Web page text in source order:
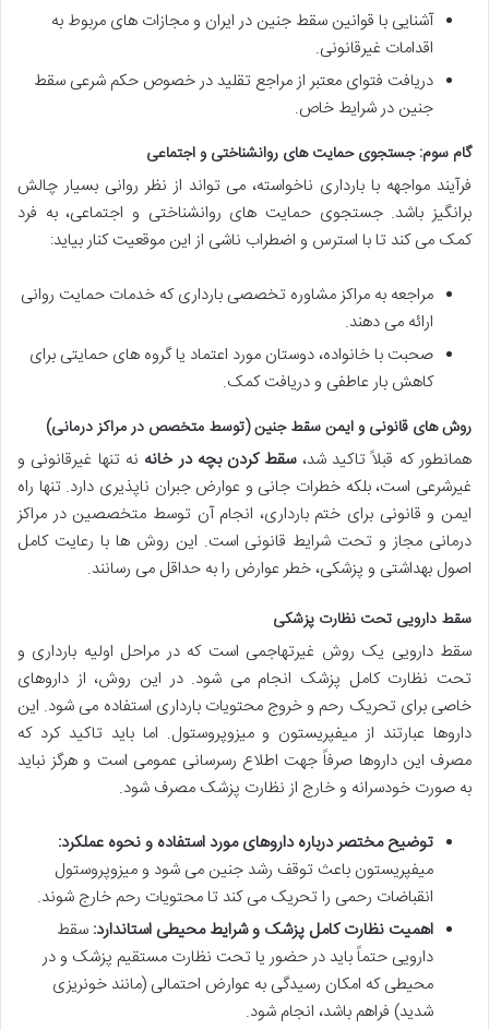
آشنایی با قوانین سقط جنین در ایران و مجازات های مربوط به
اقدامات غیرقانونی.
دریافت فتوای معتبر از مراجع تقلید در خصوص حکم شرعی سقط
جنین در شرایط خاص.
گام سوم: جستجوی حمایت های روانشناختی و اجتماعی
فرآیند مواجهه با بارداری ناخواسته، می تواند از نظر روانی بسیار چالش
برانگیز باشد.جستجوی حمایت های روانشناختی و اجتماعی، به فرد
کمک می کند تا با استرس و اضطراب ناشی از این موقعیت کنار بیاید:
مراجعه به مراکز مشاوره تخصصی بارداریکه خدمات حمایت روانی
ارائه می دهند.
صحبت با خانواده، دوستان مورد اعتماد یا گروه های حمایتی برای
کاهش بار عاطفی و دریافت کمک.
روش های قانونی و ایمن سقط جنین (توسط متخصص در مراکز درمانی)
همانطور که قبلاً تاکید شد،سقط کردن بچه در خانه نه تنها غیرقانونی و
غیرشرعی است، بلکه خطرات جانی و عوارض جبران ناپذیری دارد. تنها راه
ایمن و قانونی برای ختم بارداری، انجام آن توسط متخصصین در مراکز
درمانی مجاز و تحت شرایط قانونی است. این روش ها با رعایت کامل
اصول بهداشتی و پزشکی، خطر عوارض را به حداقل می رسانند.
سقط دارویی تحت نظارت پزشکی
سقط دارویی یک روش غیرتهاجمی است که در مراحل اولیه بارداری و
تحت نظارت کامل پزشک انجام می شود. در این روش، از داروهای
خاصی برای تحریک رحم و خروج محتویات بارداری استفاده می شود. این
داروها عبارتند از میفپریستون و میزوپروستول. اما باید تاکید کرد که
مصرف این داروها صرفاً جهت اطلاع رسرسانی عمومی است و هرگز نباید
به صورت خودسرانه و خارج از نظارت پزشک مصرف شود.
توضیح مختصر درباره داروهای مورد استفاده و نحوه عملکرد:
میفپریستون باعث توقف رشد جنین می شود و میزوپروستول
انقباضات رحمی را تحریک می کند تا محتویات رحم خارج شوند.
اهمیت نظارت کامل پزشک و شرایط محیطی استاندارد: سقط
دارویی حتماً باید در حضور یا تحت نظارت مستقیم پزشک و در
محیطی که امکان رسیدگی به عوارض احتمالی (مانند خونریزی
شدید) فراهم باشد، انجام شود.